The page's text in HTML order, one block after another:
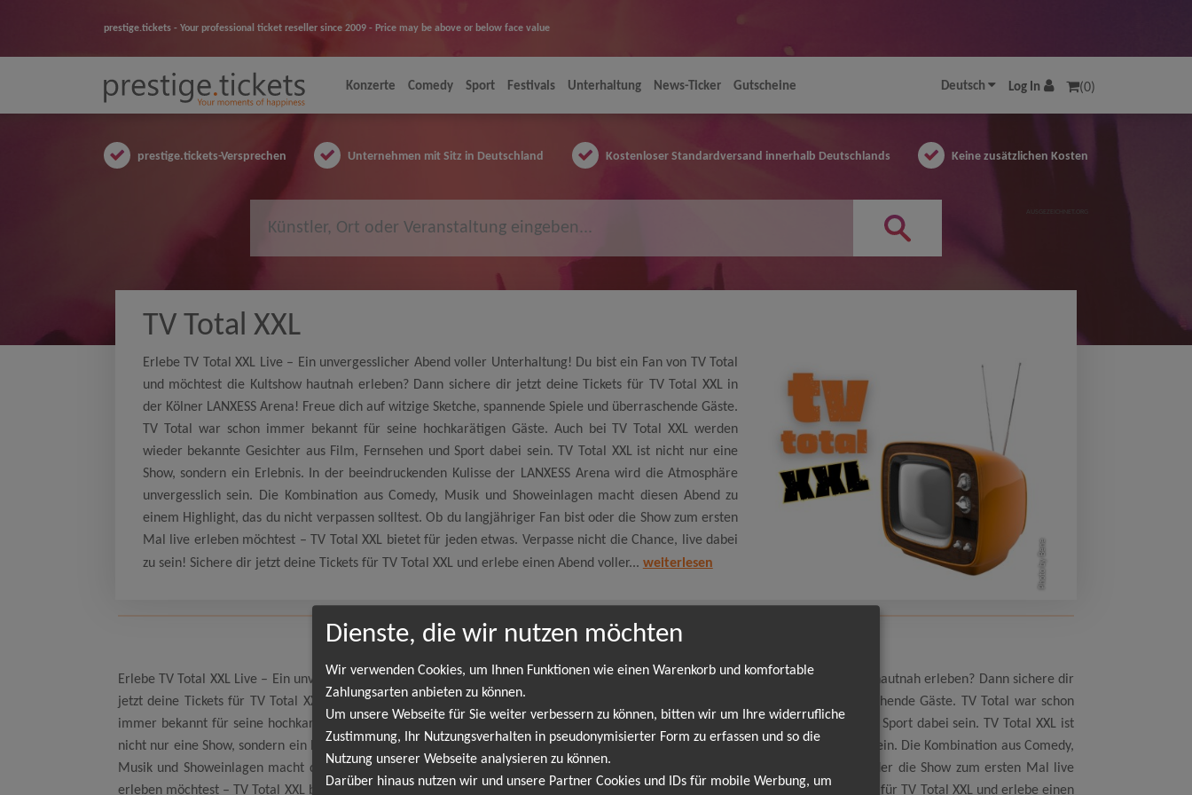
prestige.tickets - Your professional ticket reseller since 2009 - Price may be above or below face value
Deutsch Log In (0)
Konzerte Comedy Sport Festivals Unterhaltung News-Ticker Gutscheine
prestige.tickets-Versprechen Unternehmen mit Sitz in Deutschland Kostenloser Standardversand innerhalb Deutschlands Keine zusätzlichen Kosten
TV Total XXL
Erlebe TV Total XXL Live – Ein unvergesslicher Abend voller Unterhaltung! Du bist ein Fan von TV Total
und möchtest die Kultshow hautnah erleben? Dann sichere dir jetzt deine Tickets für TV Total XXL in
der Kölner LANXESS Arena! Freue dich auf witzige Sketche, spannende Spiele und überraschende Gäste.
TV Total war schon immer bekannt für seine hochkarätigen Gäste. Auch bei TV Total XXL werden
wieder bekannte Gesichter aus Film, Fernsehen und Sport dabei sein. TV Total XXL ist nicht nur eine
Show, sondern ein Erlebnis. In der beeindruckenden Kulisse der LANXESS Arena wird die Atmosphäre
unvergesslich sein. Die Kombination aus Comedy, Musik und Showeinlagen macht diesen Abend zu
einem Highlight, das du nicht verpassen solltest. Ob du langjähriger Fan bist oder die Show zum ersten
Mal live erleben möchtest – TV Total XXL bietet für jeden etwas. Verpasse nicht die Chance, live dabei
zu sein! Sichere dir jetzt deine Tickets für TV Total XXL und erlebe einen Abend voller... weiterlesen Photo by Bene
TV Total XXL
Erlebe TV Total XXL Live – Ein unvergesslicher Abend voller Unterhaltung! Du bist ein Fan von TV Total und möchtest die Kultshow hautnah erleben? Dann sichere dir
jetzt deine Tickets für TV Total XXL in der Kölner LANXESS Arena! Freue dich auf witzige Sketche, spannende Spiele und überraschende Gäste. TV Total war schon
immer bekannt für seine hochkarätigen Gäste. Auch bei TV Total XXL werden wieder bekannte Gesichter aus Film, Fernsehen und Sport dabei sein. TV Total XXL ist
nicht nur eine Show, sondern ein Erlebnis. In der beeindruckenden Kulisse der LANXESS Arena wird die Atmosphäre unvergesslich sein. Die Kombination aus Comedy,
Musik und Showeinlagen macht diesen Abend zu einem Highlight, das du nicht verpassen solltest. Ob du langjähriger Fan bist oder die Show zum ersten Mal live
erleben möchtest – TV Total XXL bietet für jeden etwas. Verpasse nicht die Chance, live dabei zu sein! Sichere dir jetzt deine Tickets für TV Total XXL und erlebe einen
Dienste, die wir nutzen möchten
Wir verwenden Cookies, um Ihnen Funktionen wie einen Warenkorb und komfortable
Zahlungsarten anbieten zu können.
Um unsere Webseite für Sie weiter verbessern zu können, bitten wir um Ihre widerrufliche
Zustimmung, Ihr Nutzungsverhalten in pseudonymisierter Form zu erfassen und so die
Nutzung unserer Webseite analysieren zu können.
Darüber hinaus nutzen wir und unsere Partner Cookies und IDs für mobile Werbung, um